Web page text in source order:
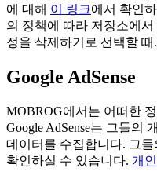
에 대해 이 링크에서 확인
의 정책에 따라 저장소에
정을 삭제하기로 선택할 때.
Google AdSense
MOBROG에서는 어떠한
Google AdSense는 그들의
데이터를 수집합니다. 그
확인하실 수 있습니다. 개